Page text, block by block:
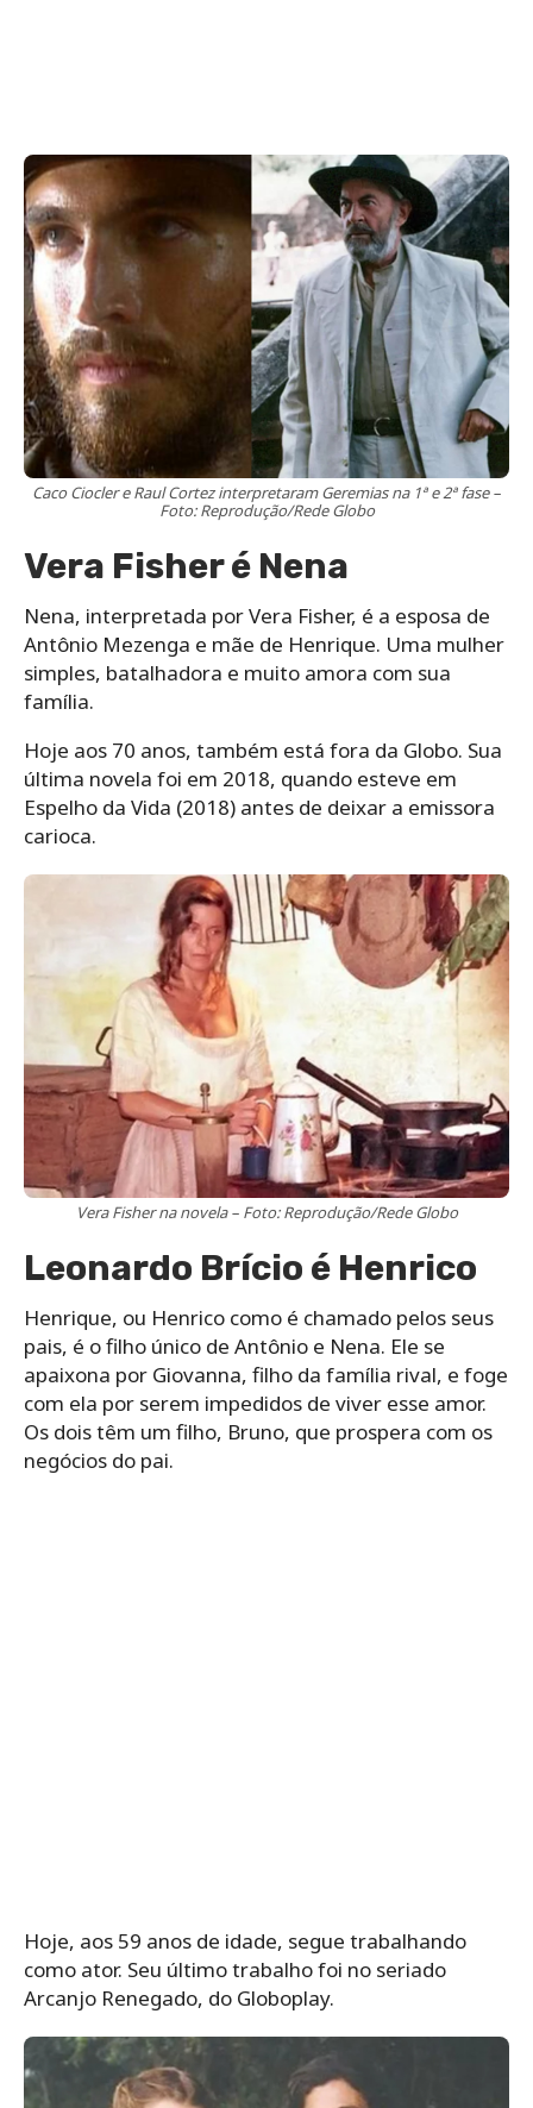
Caco Ciocler e Raul Cortez interpretaram Geremias na 1ª e 2ª fase –
Foto: Reprodução/Rede Globo
Vera Fisher é Nena
Nena, interpretada por Vera Fisher, é a esposa de
Antônio Mezenga e mãe de Henrique. Uma mulher
simples, batalhadora e muito amora com sua
família.
Hoje aos 70 anos, também está fora da Globo. Sua
última novela foi em 2018, quando esteve em
Espelho da Vida (2018) antes de deixar a emissora
carioca.
Vera Fisher na novela – Foto: Reprodução/Rede Globo
Leonardo Brício é Henrico
Henrique, ou Henrico como é chamado pelos seus
pais, é o filho único de Antônio e Nena. Ele se
apaixona por Giovanna, filho da família rival, e foge
com ela por serem impedidos de viver esse amor.
Os dois têm um filho, Bruno, que prospera com os
negócios do pai.
Hoje, aos 59 anos de idade, segue trabalhando
como ator. Seu último trabalho foi no seriado
Arcanjo Renegado, do Globoplay.